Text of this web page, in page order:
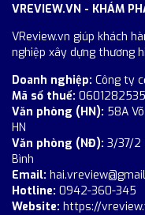
VREVIEW.VN - KHÁM
VReview.vn giúp khách
nghiệp xây dựng thương
Doanh nghiệp: Công ty
Mã số thuế:
Văn phòng (HN): 58A
HN
Văn phòng (NĐ): 3/37/2
Bình
Email:
Hotline: 0942-360-345
Website: https://